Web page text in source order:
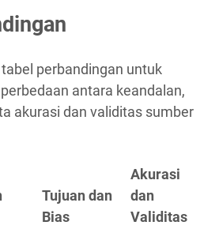
perbandingan untuk
antara keandalan,
akurasi dan validitas sumber
Tujuan dan
Bias
Akurasi
dan
Validitas